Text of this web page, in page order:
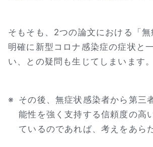
そもそも、2つの論文における「
明確に新型コロナ感染症の症状と
い、との疑問も生じてしまいます。
※ その後、無症状感染者から第三
能性を強く支持する信頼度の高
ているのであれば、考えをあら